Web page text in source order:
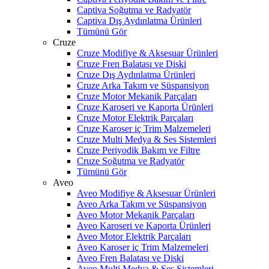
Captiva Soğutma ve Radyatör
Captiva Dış Aydınlatma Ürünleri
Tümünü Gör
Cruze
Cruze Modifiye & Aksesuar Ürünleri
Cruze Fren Balatası ve Diski
Cruze Dış Aydınlatma Ürünleri
Cruze Arka Takım ve Süspansiyon
Cruze Motor Mekanik Parçaları
Cruze Karoseri ve Kaporta Ürünleri
Cruze Motor Elektrik Parçaları
Cruze Karoser iç Trim Malzemeleri
Cruze Multi Medya & Ses Sistemleri
Cruze Periyodik Bakım ve Filtre
Cruze Soğutma ve Radyatör
Tümünü Gör
Aveo
Aveo Modifiye & Aksesuar Ürünleri
Aveo Arka Takım ve Süspansiyon
Aveo Motor Mekanik Parçaları
Aveo Karoseri ve Kaporta Ürünleri
Aveo Motor Elektrik Parçaları
Aveo Karoser iç Trim Malzemeleri
Aveo Fren Balatası ve Diski